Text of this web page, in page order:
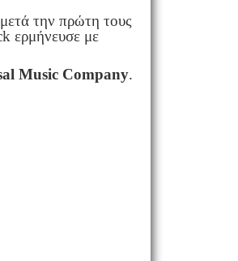
την πρώτη τους
ερμήνευσε με
Music Company.